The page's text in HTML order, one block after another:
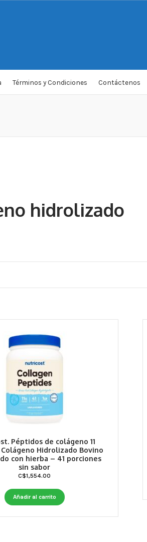
Términos y Condiciones Contáctenos
hidrolizado
Péptidos de colágeno 11
Hidrolizado Bovino
con hierba – 41 porciones
sin sabor
C$1,554.00
Añadir al carrito